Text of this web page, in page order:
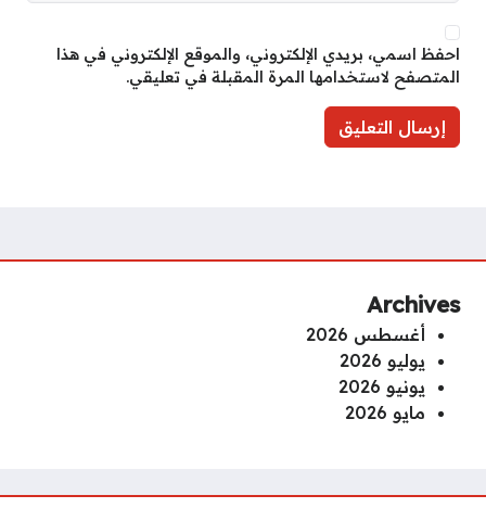
احفظ اسمي، بريدي الإلكتروني، والموقع الإلكتروني في هذا
المتصفح لاستخدامها المرة المقبلة في تعليقي.
Archives
أغسطس 2026
يوليو 2026
يونيو 2026
مايو 2026